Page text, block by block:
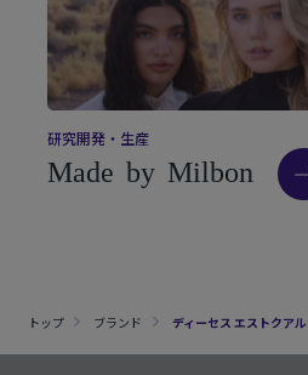
研究開発・ 生産
Made by Milbon
トップ ブランド ディーセス エストクアル